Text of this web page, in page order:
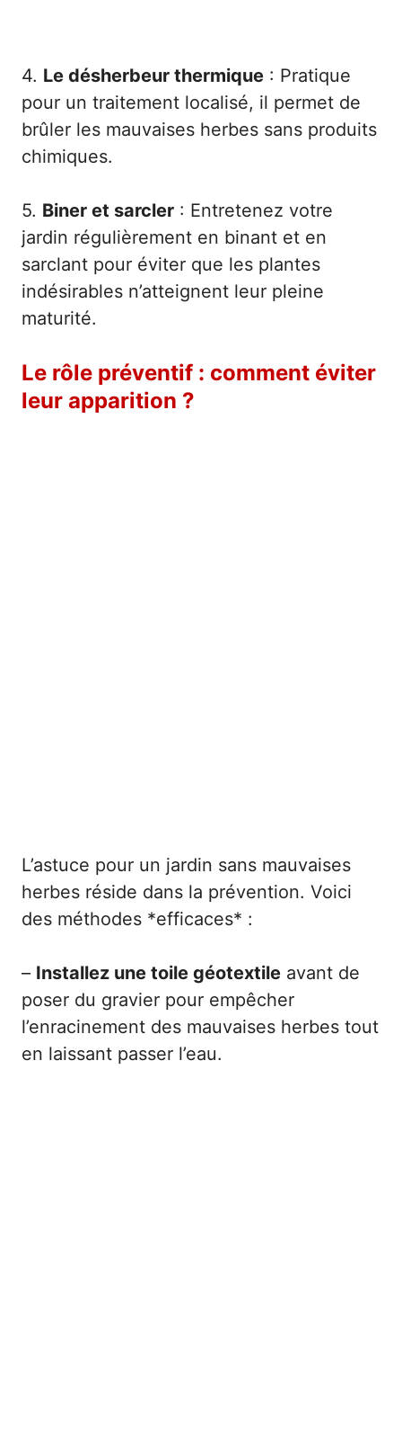
4. Le désherbeur thermique : Pratique
pour un traitement localisé, il permet de
brûler les mauvaises herbes sans produits
chimiques.
5. Biner et sarcler : Entretenez votre
jardin régulièrement en binant et en
sarclant pour éviter que les plantes
indésirables n’atteignent leur pleine
maturité.
Le rôle préventif : comment éviter
leur apparition ?
L’astuce pour un jardin sans mauvaises
herbes réside dans la prévention. Voici
des méthodes *efficaces* :
– Installez une toile géotextile avant de
poser du gravier pour empêcher
l’enracinement des mauvaises herbes tout
en laissant passer l’eau.